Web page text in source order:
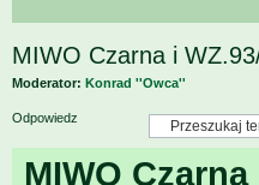
MIWO Czarna i
Moderator: Konrad ''Owca''
Odpowiedz
MIWO